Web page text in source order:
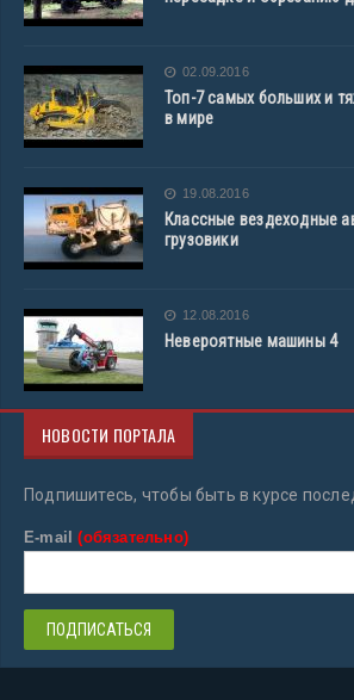
02.09.2016
Топ-7 самых больших и
в мире
19.08.2016
Классные вездеходные
грузовики
12.08.2016
Невероятные машины 4
НОВОСТИ ПОРТАЛА
Подпишитесь, чтобы быть в курсе
E-mail(обязательно)